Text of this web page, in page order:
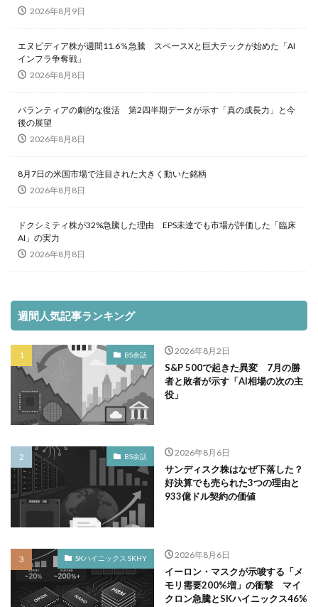
2026年8月9日
エヌビディア株が週間11.6％急騰 スペースXと巨大テックが始めた「AI
インフラ争奪戦」
2026年8月8日
パランティアの劇的な復活 第2四半期データが示す「真の成長力」と今
後の展望
2026年8月8日
8月7日の米国市場で注目された大きく動いた銘柄
2026年8月8日
ドクシミティ株が32%急騰した理由 EPS未達でも市場が評価した「臨床
AI」の実力
2026年8月8日
週間人気記事ランキング
BS余話 2026年8月2日
S&P 500で起きた異変 7月の勝
者と敗者が示す「AI相場の次の主
役」
BS余話 2026年8月6日
サンディスク株はなぜ下落した？
好決算でも売られた3つの理由と
933億ドル契約の価値
SKハイニックス SKHY 2026年8月6日
イーロン・マスクが示唆する「メ
モリ需要200%増」の衝撃 マイ
クロン急騰とSKハイニックス46%